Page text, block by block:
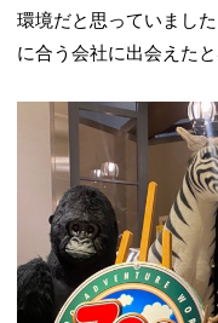
環境だと思っていまし
に合う会社に出会えたと